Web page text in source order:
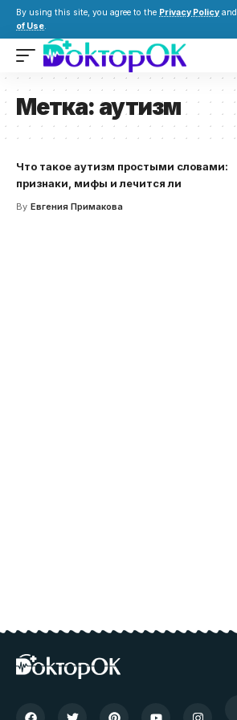
By using this site, you agree to the Privacy Policy and
of Use.
Метка: аутизм
Что такое аутизм простыми словами:
признаки, мифы и лечится ли
By Евгения Примакова